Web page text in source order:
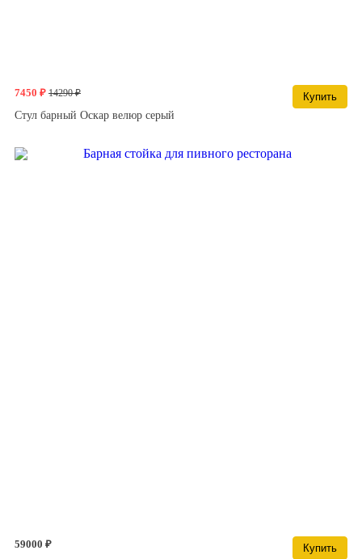
7450 ₽ 14290 ₽
Купить
Стул барный Оскар велюр серый
59000 ₽
Купить